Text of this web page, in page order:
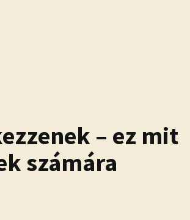
– ez mit
számára